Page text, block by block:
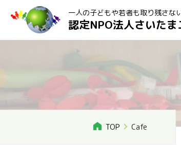
一人の子どもや若者も取り残さな
認定NPO法人さいた
TOP Cafe